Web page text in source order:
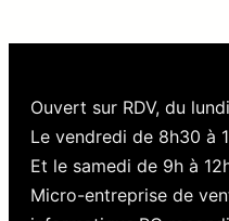
Ouvert sur RDV, du
Le vendredi de 8h30 à
Et le samedi de 9h à
Micro-entreprise de